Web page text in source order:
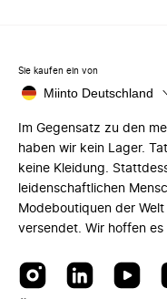
Sie kaufen ein von
Miinto Deutschland
Im Gegensatz zu den
haben wir kein Lager.
keine Kleidung.
leidenschaftlichen
Modeboutiquen der
versendet. Wir hoffen es